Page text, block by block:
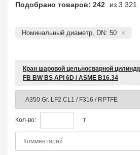
Strainer
1138
Steam Trap
4
Пламегаситель
Flame Arrester
73
Заказать в 1 клик
Подобрано товаров: 242 из 3 321
Номинальный диаметр, DN: 50
Кран шаровой цельносварной
FB BW BS API 6D / ASME B16.34
Кол-во: т